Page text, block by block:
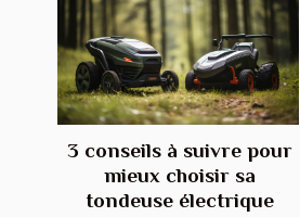
3 conseils à suivre pour
mieux choisir sa
tondeuse électrique